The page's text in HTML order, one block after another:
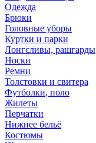
Одежда
Брюки
Головные уборы
Куртки и парки
Лонгсливы, рашгарды
Носки
Ремни
Толстовки и свитера
Футболки, поло
Жилеты
Перчатки
Нижнее бельё
Костюмы